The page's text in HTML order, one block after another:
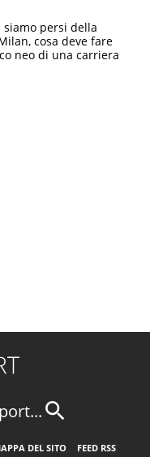
siamo persi della
cosa deve fare
neo di una carriera
DEL SITO
FEED RSS